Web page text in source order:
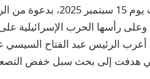
مخرجات القمة الافتراضية التي
رأسها الحرب الإسرائيلية
الرئيس عبد الفتاح السيسي
هدفت إلى بحث سبل خفض